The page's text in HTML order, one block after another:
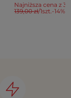
Najniższa cena z
139,00 zł/1szt.-14%